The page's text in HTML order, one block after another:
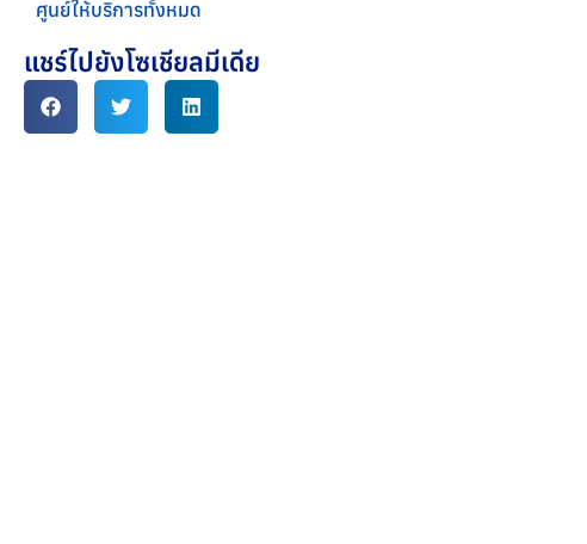
ศูนย์ให้บริการทั้งหมด
แชร์ไปยังโซเชียลมีเดีย